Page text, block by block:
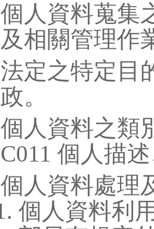
個人資料蒐集
及相關管理作
法定之特定目
政。
個人資料之類
C011 個人描
個人資料處理
個人資料利